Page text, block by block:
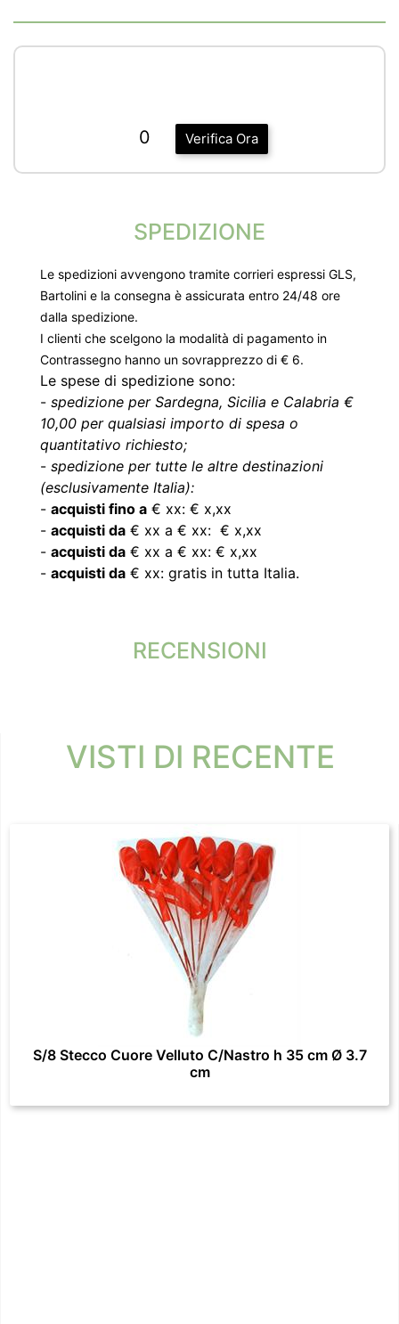
Verifica Ora
0
SPEDIZIONE
Le spedizioni avvengono tramite corrieri espressi GLS,
Bartolini e la consegna è assicurata entro 24/48 ore
dalla spedizione.
I clienti che scelgono la modalità di pagamento in
Contrassegno hanno un sovrapprezzo di € 6.
Le spese di spedizione sono:
- spedizione per Sardegna, Sicilia e Calabria €
10,00 per qualsiasi importo di spesa o
quantitativo richiesto;
- spedizione per tutte le altre destinazioni
(esclusivamente Italia):
- acquisti fino a € xx: € x,xx
- acquisti da € xx a € xx: € x,xx
- acquisti da € xx a € xx: € x,xx
- acquisti da € xx: gratis in tutta Italia.
RECENSIONI
VISTI DI RECENTE
S/8 Stecco Cuore Velluto C/Nastro h 35 cm Ø 3.7
cm